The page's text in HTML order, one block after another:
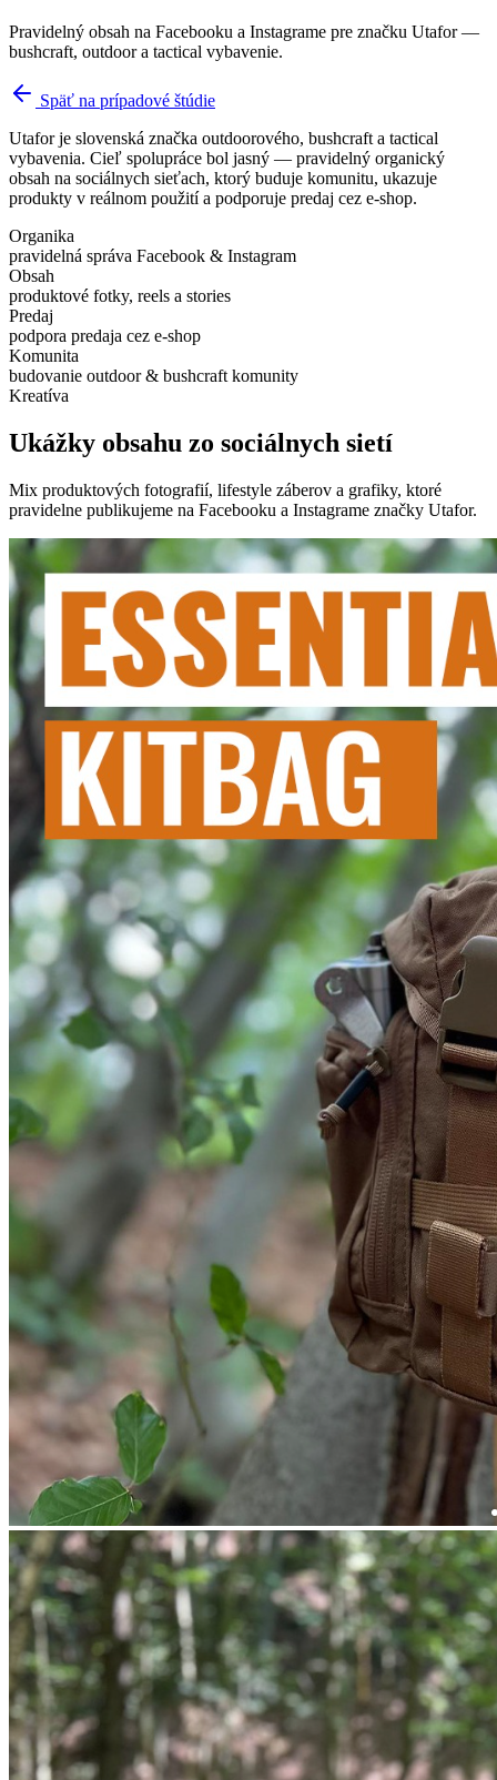
Pravidelný obsah na Facebooku a Instagrame pre značku Utafor —
bushcraft, outdoor a tactical vybavenie.
Späť na prípadové štúdie
Utafor je slovenská značka outdoorového, bushcraft a tactical
vybavenia. Cieľ spolupráce bol jasný — pravidelný organický
obsah na sociálnych sieťach, ktorý buduje komunitu, ukazuje
produkty v reálnom použití a podporuje predaj cez e-shop.
Organika
pravidelná správa Facebook & Instagram
Obsah
produktové fotky, reels a stories
Predaj
podpora predaja cez e-shop
Komunita
budovanie outdoor & bushcraft komunity
Kreatíva
Ukážky obsahu zo sociálnych sietí
Mix produktových fotografií, lifestyle záberov a grafiky, ktoré
pravidelne publikujeme na Facebooku a Instagrame značky Utafor.